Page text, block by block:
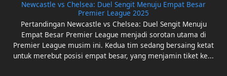
Newcastle vs Chelsea: Duel Sengit Menuju Empat Besar
Premier League 2025
Pertandingan Newcastle vs Chelsea: Duel Sengit Menuju
Empat Besar Premier League menjadi sorotan utama di
Premier League musim ini. Kedua tim sedang bersaing ketat
untuk merebut posisi empat besar, yang menjamin tiket ke...